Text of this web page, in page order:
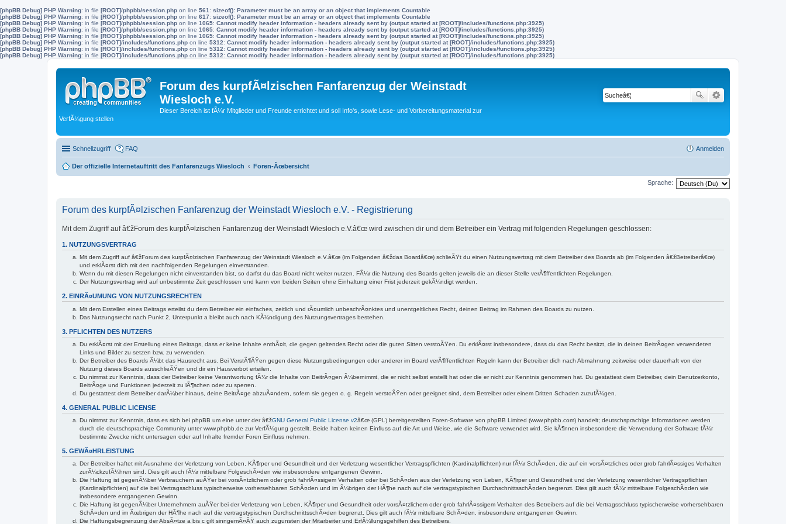
[phpBB Debug] PHP Warning: in file [ROOT]/phpbb/session.php on line 561 : sizeof(): Parameter must be an array or an object that implements Countable
[phpBB Debug] PHP Warning: in file [ROOT]/phpbb/session.php on line 617: sizeof(): Parameter must be an array or an object that implements Countable
[phpBB Debug] PHP Warning: in file [ROOT]/phpbb/session.php on line 1065: Cannot modify header information - headers already sent by (output started at [ROOT]/includes/functions.php:3925)
[phpBB Debug] PHP Warning: in file [ROOT]/phpbb/session.php on line 1065: Cannot modify header information - headers already sent by (output started at [ROOT]/includes/functions.php:3925)
[phpBB Debug] PHP Warning: in file [ROOT]/phpbb/session.php on line 1065: Cannot modify header information - headers already sent by (output started at [ROOT]/includes/functions.php:3925)
[phpBB Debug] PHP Warning: in file [ROOT]/includes/functions.php on line 5312: Cannot modify header information - headers already sent by (output started at [ROOT]/includes/functions.php:3925)
[phpBB Debug] PHP Warning: in file [ROOT]/includes/functions.php on line 5312: Cannot modify header information - headers already sent by (output started at [ROOT]/includes/functions.php:3925)
[phpBB Debug] PHP Warning: in file [ROOT]/includes/functions.php on line 5312: Cannot modify header information - headers already sent by (output started at [ROOT]/includes/functions.php:3925)
Forum des kurpfÃ¤lzischen Fanfarenzug der Weinstadt
Wiesloch e.V.
Dieser Bereich ist fÃ¼r Mitglieder und Freunde errichtet und soll Info's, sowie Lese- und Vorbereitungsmaterial zur
VerfÃ¼gung stellen
Schnellzugriff FAQ Anmelden
Der offizielle Internetauftritt des Fanfarenzugs Wiesloch Foren-Ãœbersicht
Sprache:
Forum des kurpfÃ¤lzischen Fanfarenzug der Weinstadt Wiesloch e.V. - Registrierung
Mit dem Zugriff auf â€žForum des kurpfÃ¤lzischen Fanfarenzug der Weinstadt Wiesloch e.V.â€œ wird zwischen dir und dem Betreiber ein Vertrag mit folgenden Regelungen geschlossen:
1. NUTZUNGSVERTRAG
Mit dem Zugriff auf â€žForum des kurpfÃ¤lzischen Fanfarenzug der Weinstadt Wiesloch e.V.â€œ (im Folgenden â€ždas Boardâ€œ) schlieÃŸt du einen Nutzungsvertrag mit dem Betreiber des Boards ab (im Folgenden â€žBetreiberâ€œ)
und erklÃ¤rst dich mit den nachfolgenden Regelungen einverstanden.
Wenn du mit diesen Regelungen nicht einverstanden bist, so darfst du das Board nicht weiter nutzen. FÃ¼r die Nutzung des Boards gelten jeweils die an dieser Stelle verÃ¶ffentlichten Regelungen.
Der Nutzungsvertrag wird auf unbestimmte Zeit geschlossen und kann von beiden Seiten ohne Einhaltung einer Frist jederzeit gekÃ¼ndigt werden.
2. EINRÃ¤UMUNG VON NUTZUNGSRECHTEN
Mit dem Erstellen eines Beitrags erteilst du dem Betreiber ein einfaches, zeitlich und rÃ¤umlich unbeschrÃ¤nktes und unentgeltliches Recht, deinen Beitrag im Rahmen des Boards zu nutzen.
Das Nutzungsrecht nach Punkt 2, Unterpunkt a bleibt auch nach KÃ¼ndigung des Nutzungsvertrages bestehen.
3. PFLICHTEN DES NUTZERS
Du erklÃ¤rst mit der Erstellung eines Beitrags, dass er keine Inhalte enthÃ¤lt, die gegen geltendes Recht oder die guten Sitten verstoÃŸen. Du erklÃ¤rst insbesondere, dass du das Recht besitzt, die in deinen BeitrÃ¤gen verwendeten
Links und Bilder zu setzen bzw. zu verwenden.
Der Betreiber des Boards Ã¼bt das Hausrecht aus. Bei VerstÃ¶ÃŸen gegen diese Nutzungsbedingungen oder anderer im Board verÃ¶ffentlichten Regeln kann der Betreiber dich nach Abmahnung zeitweise oder dauerhaft von der
Nutzung dieses Boards ausschlieÃŸen und dir ein Hausverbot erteilen.
Du nimmst zur Kenntnis, dass der Betreiber keine Verantwortung fÃ¼r die Inhalte von BeitrÃ¤gen Ã¼bernimmt, die er nicht selbst erstellt hat oder die er nicht zur Kenntnis genommen hat. Du gestattest dem Betreiber, dein Benutzerkonto,
BeitrÃ¤ge und Funktionen jederzeit zu lÃ¶schen oder zu sperren.
Du gestattest dem Betreiber darÃ¼ber hinaus, deine BeitrÃ¤ge abzuÃ¤ndern, sofern sie gegen o. g. Regeln verstoÃŸen oder geeignet sind, dem Betreiber oder einem Dritten Schaden zuzufÃ¼gen.
4. GENERAL PUBLIC LICENSE
Du nimmst zur Kenntnis, dass es sich bei phpBB um eine unter der â€žGNU General Public License v2â€œ (GPL) bereitgestellten Foren-Software von phpBB Limited (www.phpbb.com) handelt; deutschsprachige Informationen werden
durch die deutschsprachige Community unter www.phpbb.de zur VerfÃ¼gung gestellt. Beide haben keinen Einfluss auf die Art und Weise, wie die Software verwendet wird. Sie kÃ¶nnen insbesondere die Verwendung der Software fÃ¼r
bestimmte Zwecke nicht untersagen oder auf Inhalte fremder Foren Einfluss nehmen.
5. GEWÃ¤HRLEISTUNG
Der Betreiber haftet mit Ausnahme der Verletzung von Leben, KÃ¶rper und Gesundheit und der Verletzung wesentlicher Vertragspflichten (Kardinalpflichten) nur fÃ¼r SchÃ¤den, die auf ein vorsÃ¤tzliches oder grob fahrlÃ¤ssiges Verhalten
zurÃ¼ckzufÃ¼hren sind. Dies gilt auch fÃ¼r mittelbare FolgeschÃ¤den wie insbesondere entgangenen Gewinn.
Die Haftung ist gegenÃ¼ber Verbrauchern auÃŸer bei vorsÃ¤tzlichem oder grob fahrlÃ¤ssigem Verhalten oder bei SchÃ¤den aus der Verletzung von Leben, KÃ¶rper und Gesundheit und der Verletzung wesentlicher Vertragspflichten
(Kardinalpflichten) auf die bei Vertragsschluss typischerweise vorhersehbaren SchÃ¤den und im Ã¼brigen der HÃ¶he nach auf die vertragstypischen DurchschnittsschÃ¤den begrenzt. Dies gilt auch fÃ¼r mittelbare FolgeschÃ¤den wie
insbesondere entgangenen Gewinn.
Die Haftung ist gegenÃ¼ber Unternehmern auÃŸer bei der Verletzung von Leben, KÃ¶rper und Gesundheit oder vorsÃ¤tzlichem oder grob fahrlÃ¤ssigem Verhalten des Betreibers auf die bei Vertragsschluss typischerweise vorhersehbaren
SchÃ¤den und im Ãœbrigen der HÃ¶he nach auf die vertragstypischen DurchschnittsschÃ¤den begrenzt. Dies gilt auch fÃ¼r mittelbare SchÃ¤den, insbesondere entgangenen Gewinn.
Die Haftungsbegrenzung der AbsÃ¤tze a bis c gilt sinngemÃ¤ÃŸ auch zugunsten der Mitarbeiter und ErfÃ¼llungsgehilfen des Betreibers.